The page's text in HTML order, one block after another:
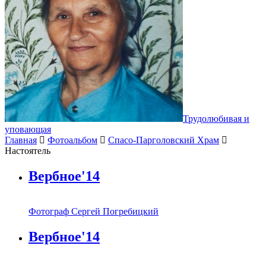
Трудолюбивая и
уповающая
Главная
Фотоальбом
Спасо-Парголовский Храм
Настоятель
Вербное'14
Фотограф Сергей Погребицкий
Вербное'14